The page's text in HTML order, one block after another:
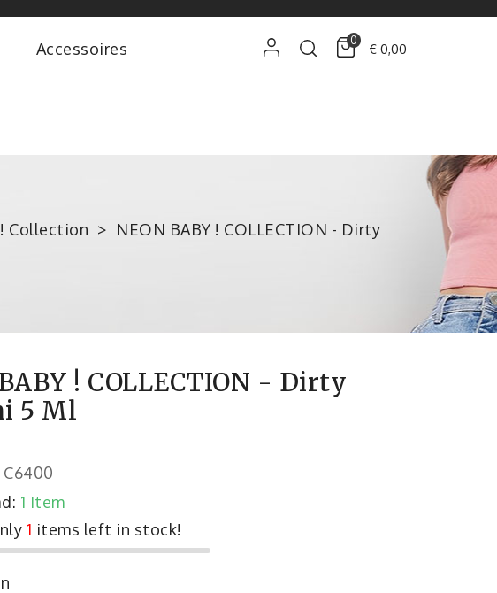
0
€ 0,00
Accessoires
Collection
NEON BABY ! COLLECTION - Dirty
! COLLECTION - Dirty
5 Ml
C6400
1 Item
1 items left in stock!